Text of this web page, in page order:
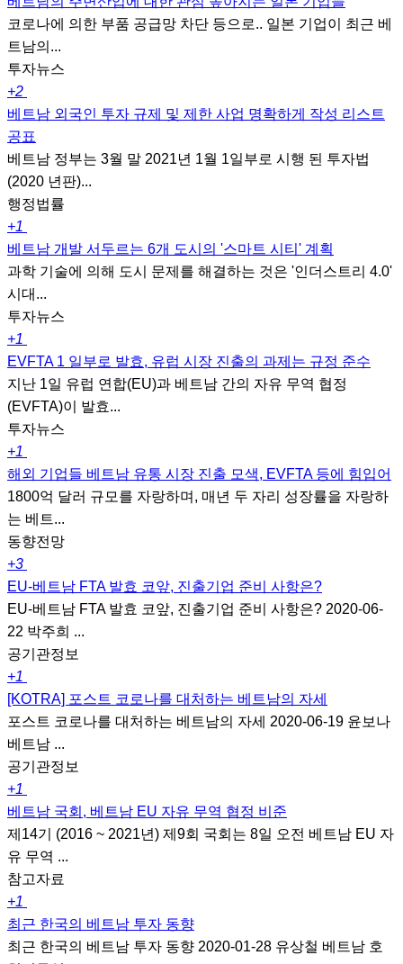
코로나에 의한 부품 공급망 차단 등으로.. 일본 기업이 최근 베
트남의...
투자뉴스
+2
베트남 외국인 투자 규제 및 제한 사업 명확하게 작성 리스트
공표
베트남 정부는 3월 말 2021년 1월 1일부로 시행 된 투자법
(2020 년판)...
행정법률
+1
베트남 개발 서두르는 6개 도시의 '스마트 시티' 계획
과학 기술에 의해 도시 문제를 해결하는 것은 '인더스트리 4.0'
시대...
투자뉴스
+1
EVFTA 1 일부로 발효, 유럽 시장 진출의 과제는 규정 준수
지난 1일 유럽 연합(EU)과 베트남 간의 자유 무역 협정
(EVFTA)이 발효...
투자뉴스
+1
해외 기업들 베트남 유통 시장 진출 모색, EVFTA 등에 힘입어
1800억 달러 규모를 자랑하며, 매년 두 자리 성장률을 자랑하
는 베트...
동향전망
+3
EU-베트남 FTA 발효 코앞, 진출기업 준비 사항은?
EU-베트남 FTA 발효 코앞, 진출기업 준비 사항은? 2020-06-
22 박주희 ...
공기관정보
+1
[KOTRA] 포스트 코로나를 대처하는 베트남의 자세
포스트 코로나를 대처하는 베트남의 자세 2020-06-19 윤보나
베트남 ...
공기관정보
+1
베트남 국회, 베트남 EU 자유 무역 협정 비준
제14기 (2016 ~ 2021년) 제9회 국회는 8일 오전 베트남 EU 자
유 무역 ...
참고자료
+1
최근 한국의 베트남 투자 동향
최근 한국의 베트남 투자 동향 2020-01-28 유상철 베트남 호